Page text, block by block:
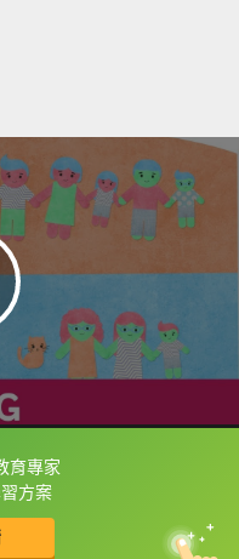
育專家
方案
接查字典喔！